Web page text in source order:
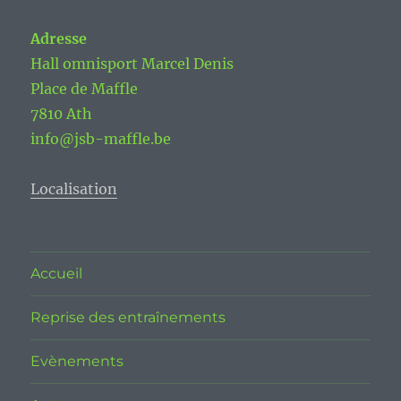
Adresse
Hall omnisport Marcel Denis
Place de Maffle
7810 Ath
info@jsb-maffle.be
Localisation
Accueil
Reprise des entraînements
Evènements